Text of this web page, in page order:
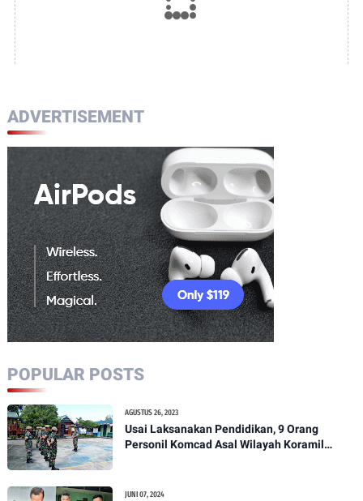
ADVERTISEMENT
POPULAR POSTS
AGUSTUS 26, 2023
Usai Laksanakan Pendidikan, 9 Orang
Personil Komcad Asal Wilayah Koramil
JUNI 07, 2024